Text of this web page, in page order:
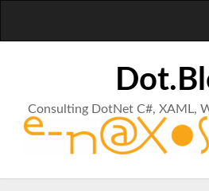
Consulting DotNet C#, XAML,